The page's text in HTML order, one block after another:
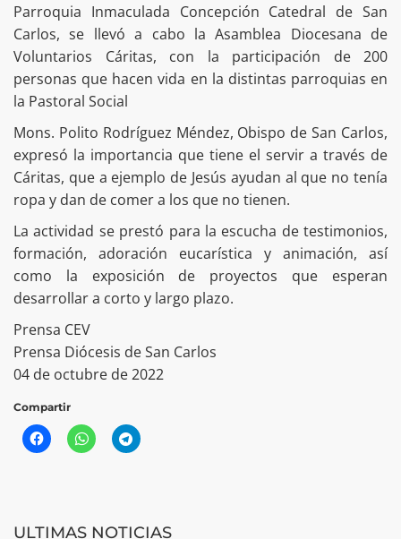
Parroquia Inmaculada Concepción Catedral de San
Carlos, se llevó a cabo la Asamblea Diocesana de
Voluntarios Cáritas, con la participación de 200
personas que hacen vida en la distintas parroquias en
la Pastoral Social
Mons. Polito Rodríguez Méndez, Obispo de San Carlos,
expresó la importancia que tiene el servir a través de
Cáritas, que a ejemplo de Jesús ayudan al que no tenía
ropa y dan de comer a los que no tienen.
La actividad se prestó para la escucha de testimonios,
formación, adoración eucarística y animación, así
como la exposición de proyectos que esperan
desarrollar a corto y largo plazo.
Prensa CEV
Prensa Diócesis de San Carlos
04 de octubre de 2022
Compartir
ULTIMAS NOTICIAS